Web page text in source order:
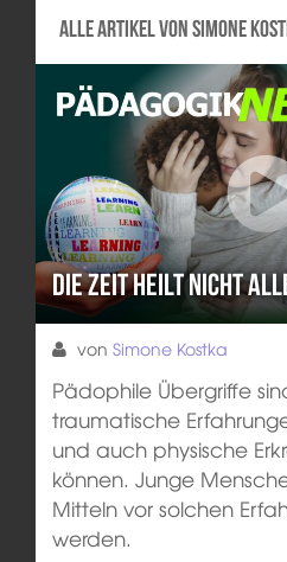
Alle Artikel von Simone
Die Zeit heilt nicht
von Simone Kostka
Pädophile Übergriffe
traumatische
und auch physische
können. Junge
Mitteln vor solchen
werden.